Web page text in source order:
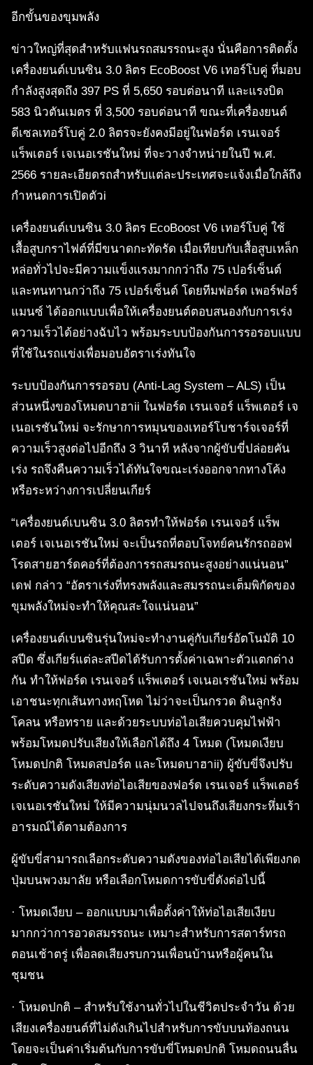
อีกขั้นของขุมพลัง
ข่าวใหญ่ที่สุดสำหรับแฟนรถสมรรถนะสูง นั่นคือการติดตั้ง
เครื่องยนต์เบนซิน 3.0 ลิตร EcoBoost V6 เทอร์โบคู่ ที่มอบ
กำลังสูงสุดถึง 397 PS ที่ 5,650 รอบต่อนาที และแรงบิด
583 นิวตันเมตร ที่ 3,500 รอบต่อนาที ขณะที่เครื่องยนต์
ดีเซลเทอร์โบคู่ 2.0 ลิตรจะยังคงมีอยู่ในฟอร์ด เรนเจอร์
แร็พเตอร์ เจเนอเรชันใหม่ ที่จะวางจำหน่ายในปี พ.ศ.
2566 รายละเอียดรถสำหรับแต่ละประเทศจะแจ้งเมื่อใกล้ถึง
กำหนดการเปิดตัวi
เครื่องยนต์เบนซิน 3.0 ลิตร EcoBoost V6 เทอร์โบคู่ ใช้
เสื้อสูบกราไฟต์ที่มีขนาดกะทัดรัด เมื่อเทียบกับเสื้อสูบเหล็ก
หล่อทั่วไปจะมีความแข็งแรงมากกว่าถึง 75 เปอร์เซ็นต์
และทนทานกว่าถึง 75 เปอร์เซ็นต์ โดยทีมฟอร์ด เพอร์ฟอร์
แมนซ์ ได้ออกแบบเพื่อให้เครื่องยนต์ตอบสนองกับการเร่ง
ความเร็วได้อย่างฉับไว พร้อมระบบป้องกันการรอรอบแบบ
ที่ใช้ในรถแข่งเพื่อมอบอัตราเร่งทันใจ
ระบบป้องกันการรอรอบ (Anti-Lag System – ALS) เป็น
ส่วนหนึ่งของโหมดบาฮาii ในฟอร์ด เรนเจอร์ แร็พเตอร์ เจ
เนอเรชันใหม่ จะรักษาการหมุนของเทอร์โบชาร์จเจอร์ที่
ความเร็วสูงต่อไปอีกถึง 3 วินาที หลังจากผู้ขับขี่ปล่อยคัน
เร่ง รถจึงคืนความเร็วได้ทันใจขณะเร่งออกจากทางโค้ง
หรือระหว่างการเปลี่ยนเกียร์
“เครื่องยนต์เบนซิน 3.0 ลิตรทำให้ฟอร์ด เรนเจอร์ แร็พ
เตอร์ เจเนอเรชันใหม่ จะเป็นรถที่ตอบโจทย์คนรักรถออฟ
โรดสายฮาร์ดคอร์ที่ต้องการรถสมรถนะสูงอย่างแน่นอน”
เดฟ กล่าว “อัตราเร่งที่ทรงพลังและสมรรถนะเต็มพิกัดของ
ขุมพลังใหม่จะทำให้คุณสะใจแน่นอน”
เครื่องยนต์เบนซินรุ่นใหม่จะทำงานคู่กับเกียร์อัตโนมัติ 10
สปีด ซึ่งเกียร์แต่ละสปีดได้รับการตั้งค่าเฉพาะตัวแตกต่าง
กัน ทำให้ฟอร์ด เรนเจอร์ แร็พเตอร์ เจเนอเรชันใหม่ พร้อม
เอาชนะทุกเส้นทางหฤโหด ไม่ว่าจะเป็นกรวด ดินลูกรัง
โคลน หรือทราย และด้วยระบบท่อไอเสียควบคุมไฟฟ้า
พร้อมโหมดปรับเสียงให้เลือกได้ถึง 4 โหมด (โหมดเงียบ
โหมดปกติ โหมดสปอร์ต และโหมดบาฮาii) ผู้ขับขี่จึงปรับ
ระดับความดังเสียงท่อไอเสียของฟอร์ด เรนเจอร์ แร็พเตอร์
เจเนอเรชันใหม่ ให้มีความนุ่มนวลไปจนถึงเสียงกระหึ่มเร้า
อารมณ์ได้ตามต้องการ
ผู้ขับขี่สามารถเลือกระดับความดังของท่อไอเสียได้เพียงกด
ปุ่มบนพวงมาลัย หรือเลือกโหมดการขับขี่ดังต่อไปนี้
· โหมดเงียบ – ออกแบบมาเพื่อตั้งค่าให้ท่อไอเสียเงียบ
มากกว่าการอวดสมรรถนะ เหมาะสำหรับการสตาร์ทรถ
ตอนเช้าตรู่ เพื่อลดเสียงรบกวนเพื่อนบ้านหรือผู้คนใน
ชุมชน
· โหมดปกติ – สำหรับใช้งานทั่วไปในชีวิตประจำวัน ด้วย
เสียงเครื่องยนต์ที่ไม่ดังเกินไปสำหรับการขับบนท้องถนน
โดยจะเป็นค่าเริ่มต้นกับการขับขี่โหมดปกติ โหมดถนนลื่น